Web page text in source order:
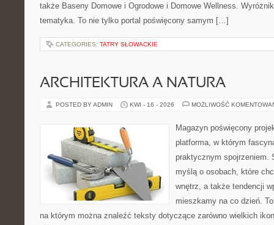
także Baseny Domowe i Ogrodowe i Domowe Wellness.
tematyka. To nie tylko portal poświęcony samym […]
CATEGORIES: TATRY SŁOWACKIE
ARCHITEKTURA A NATURA
POSTED BY ADMIN KWI - 16 - 2026 MOŻLIWOŚĆ
Magazyn poświęcony
platforma, w którym
praktycznym spojrzeniem.
myślą o osobach, które
wnętrz, a także tendencji
mieszkamy na co dzień.
na którym można znaleźć teksty dotyczące zarówno wielkich